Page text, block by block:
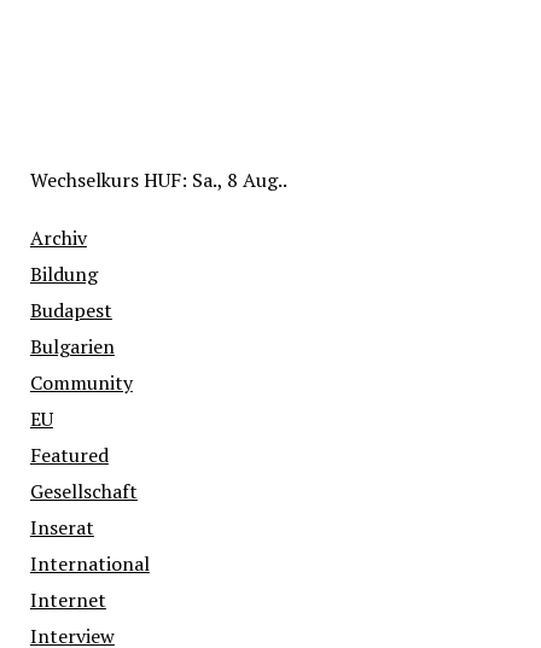
WechselkursHUF: Sa., 8 Aug..
Archiv
Bildung
Budapest
Bulgarien
Community
EU
Featured
Gesellschaft
Inserat
International
Internet
Interview